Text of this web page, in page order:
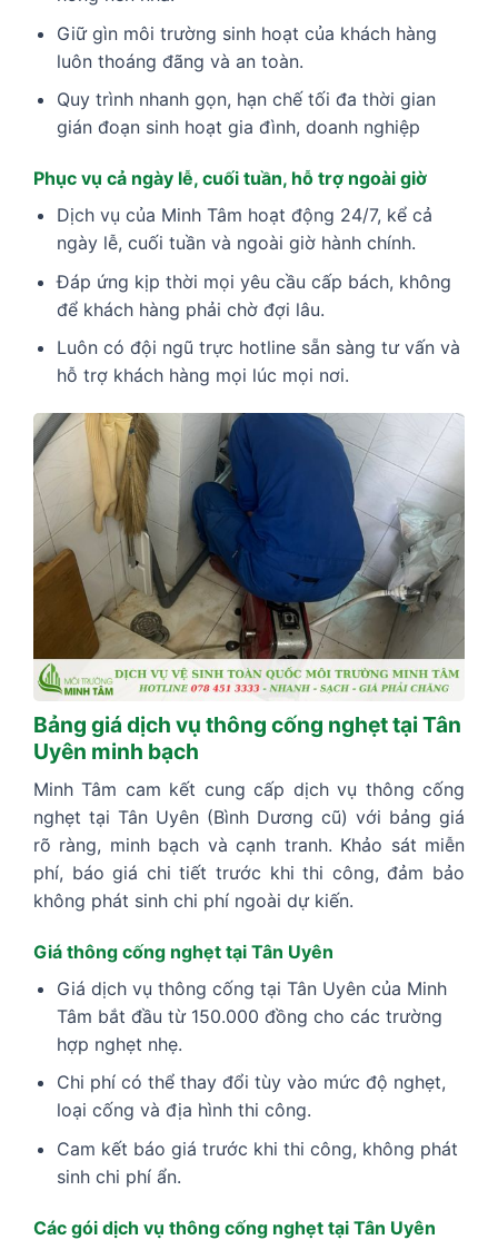
Giữ gìn môi trường sinh hoạt của khách hàng
luôn thoáng đãng và an toàn.
Quy trình nhanh gọn, hạn chế tối đa thời gian
gián đoạn sinh hoạt gia đình, doanh nghiệp
Phục vụ cả ngày lễ, cuối tuần, hỗ trợ ngoài giờ
Dịch vụ của Minh Tâm hoạt động 24/7, kể cả
ngày lễ, cuối tuần và ngoài giờ hành chính.
Đáp ứng kịp thời mọi yêu cầu cấp bách, không
để khách hàng phải chờ đợi lâu.
Luôn có đội ngũ trực hotline sẵn sàng tư vấn và
hỗ trợ khách hàng mọi lúc mọi nơi.
Bảng giá dịch vụ thông cống nghẹt tại Tân
Uyên minh bạch
Minh Tâm cam kết cung cấp dịch vụ thông cống
nghẹt tại Tân Uyên (Bình Dương cũ) với bảng giá
rõ ràng, minh bạch và cạnh tranh. Khảo sát miễn
phí, báo giá chi tiết trước khi thi công, đảm bảo
không phát sinh chi phí ngoài dự kiến.
Giá thông cống nghẹt tại Tân Uyên
Giá dịch vụ thông cống tại Tân Uyên của Minh
Tâm bắt đầu từ 150.000 đồng cho các trường
hợp nghẹt nhẹ.
Chi phí có thể thay đổi tùy vào mức độ nghẹt,
loại cống và địa hình thi công.
Cam kết báo giá trước khi thi công, không phát
sinh chi phí ẩn.
Các gói dịch vụ thông cống nghẹt tại Tân Uyên